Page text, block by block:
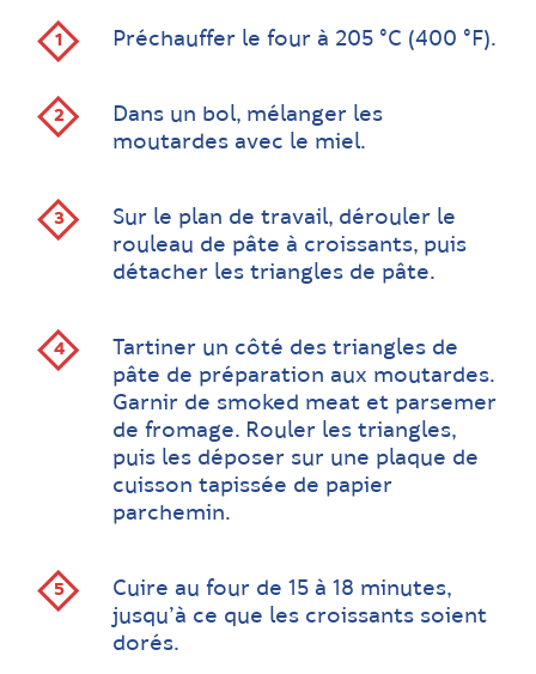
Préchauffer le four à 205 °C (400 °F).
Dans un bol, mélanger les
moutardes avec le miel.
Sur le plan de travail, dérouler le
rouleau de pâte à croissants, puis
détacher les triangles de pâte.
Tartiner un côté des triangles de
pâte de préparation aux moutardes.
Garnir de smoked meat et parsemer
de fromage. Rouler les triangles,
puis les déposer sur une plaque de
cuisson tapissée de papier
parchemin.
Cuire au four de 15 à 18 minutes,
jusqu’à ce que les croissants soient
dorés.